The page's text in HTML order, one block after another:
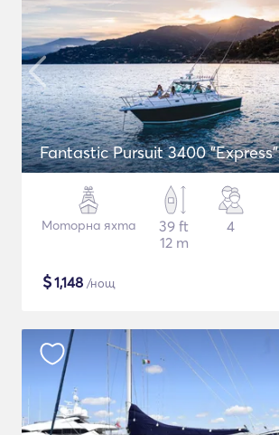
Fantastic Pursuit 3400 "Express"
Моторна яхта
39 ft
12 m
4
$1,148 /нощ